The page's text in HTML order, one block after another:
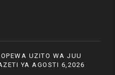
UZITO WA JUU
YA AGOSTI 6,2026